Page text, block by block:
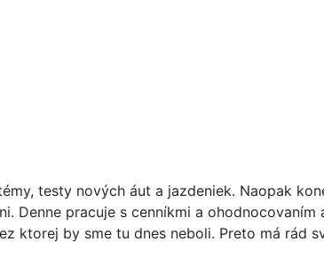
testy nových áut a jazdeniek. Naopak
Denne pracuje s cenníkmi a ohodnocovaním
ktorej by sme tu dnes neboli. Preto má rád